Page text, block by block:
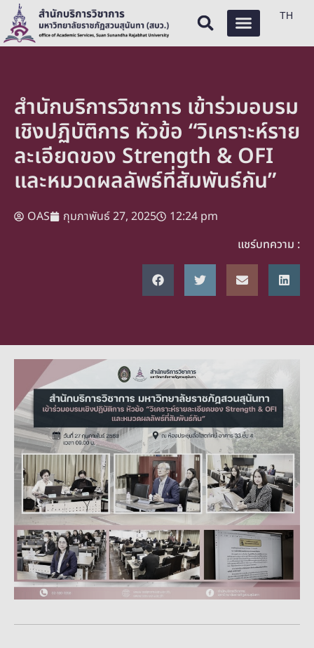
TH
สำนักบริการวิชาการ เข้าร่วมอบรม
เชิงปฏิบัติการ หัวข้อ “วิเคราะห์ราย
ละเอียดของ Strength & OFI
และหมวดผลลัพธ์ที่สัมพันธ์กัน”
OAS กุมภาพันธ์ 27, 2025
12:24 pm
แชร์บทความ :